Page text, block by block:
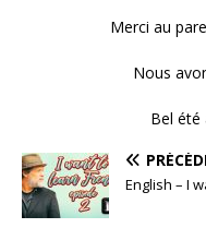
Merci au
Nous
Bel été
English – I